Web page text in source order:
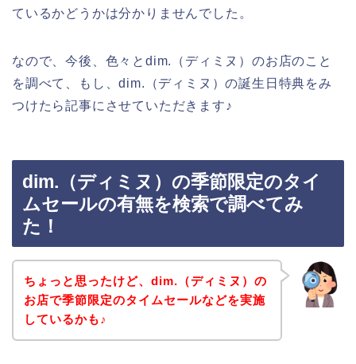
ているかどうかは分かりませんでした。
なので、今後、色々とdim.（ディミヌ）のお店のこと
を調べて、もし、dim.（ディミヌ）の誕生日特典をみ
つけたら記事にさせていただきます♪
dim.（ディミヌ）の季節限定のタイ
ムセールの有無を検索で調べてみ
た！
ちょっと思ったけど、dim.（ディミヌ）の
お店で季節限定のタイムセールなどを実施
しているかも♪